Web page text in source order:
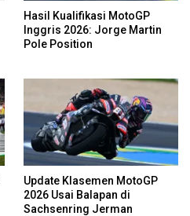
Hasil Kualifikasi MotoGP
Inggris 2026: Jorge Martin
Pole Position
Update Klasemen MotoGP
2026 Usai Balapan di
Sachsenring Jerman